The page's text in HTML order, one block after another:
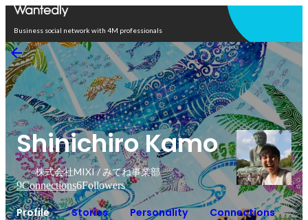
Business social network with 4M professionals
Shinichiro Kamo
株式会社MIXI / みてね事業部
9Connections6Followers
Profile Stories Personality Connections